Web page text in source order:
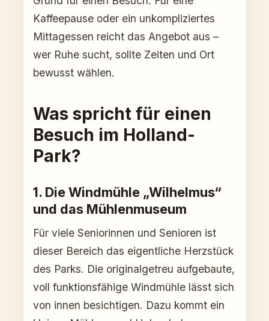
Kaffeepause oder ein unkompliziertes
Mittagessen reicht das Angebot aus –
wer Ruhe sucht, sollte Zeiten und Ort
bewusst wählen.
Was spricht für einen
Besuch im Holland-
Park?
1. Die Windmühle „Wilhelmus“
und das Mühlenmuseum
Für viele Seniorinnen und Senioren ist
dieser Bereich das eigentliche Herzstück
des Parks. Die originalgetreu aufgebaute,
voll funktionsfähige Windmühle lässt sich
von innen besichtigen. Dazu kommt ein